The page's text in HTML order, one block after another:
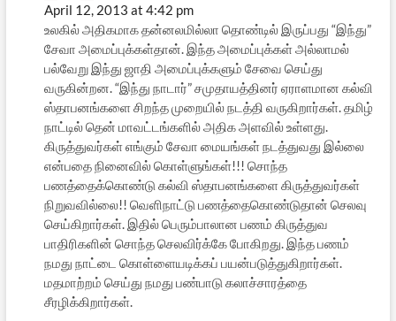
April 12, 2013 at 4:42 pm
உலகில் அதிகமாக தன்னலமில்லா தொண்டில் இருப்பது “இந்து”
சேவா அமைப்புக்கள்தான். இந்த அமைப்புக்கள் அல்லாமல்
பல்வேறு இந்து ஜாதி அமைப்புக்களும் சேவை செய்து
வருகின்றன. “இந்து நாடார்” சமுதாயத்தினர் ஏராளமான கல்வி
ஸ்தாபனங்களை சிறந்த முறையில் நடத்தி வருகிறார்கள். தமிழ்
நாட்டில் தென் மாவட்டங்களில் அதிக அளவில் உள்ளது.
கிருத்துவர்கள் எங்கும் சேவா மையங்கள் நடத்துவது இல்லை
என்பதை நினைவில் கொள்ளுங்கள்!!! சொந்த
பணத்தைக்கொண்டு கல்வி ஸ்தாபனங்களை கிருத்துவர்கள்
நிறுவவில்லை!! வெளிநாட்டு பணத்தைகொண்டுதான் செலவு
செய்கிறார்கள். இதில் பெரும்பாலான பணம் கிருத்துவ
பாதிரிகளின் சொந்த செலவிர்க்கே போகிறது. இந்த பணம்
நமது நாட்டை கொள்ளையடிக்கப் பயன்படுத்துகிறார்கள்.
மதமாற்றம் செய்து நமது பண்பாடு கலாச்சாரத்தை
சீரழிக்கிறார்கள்.